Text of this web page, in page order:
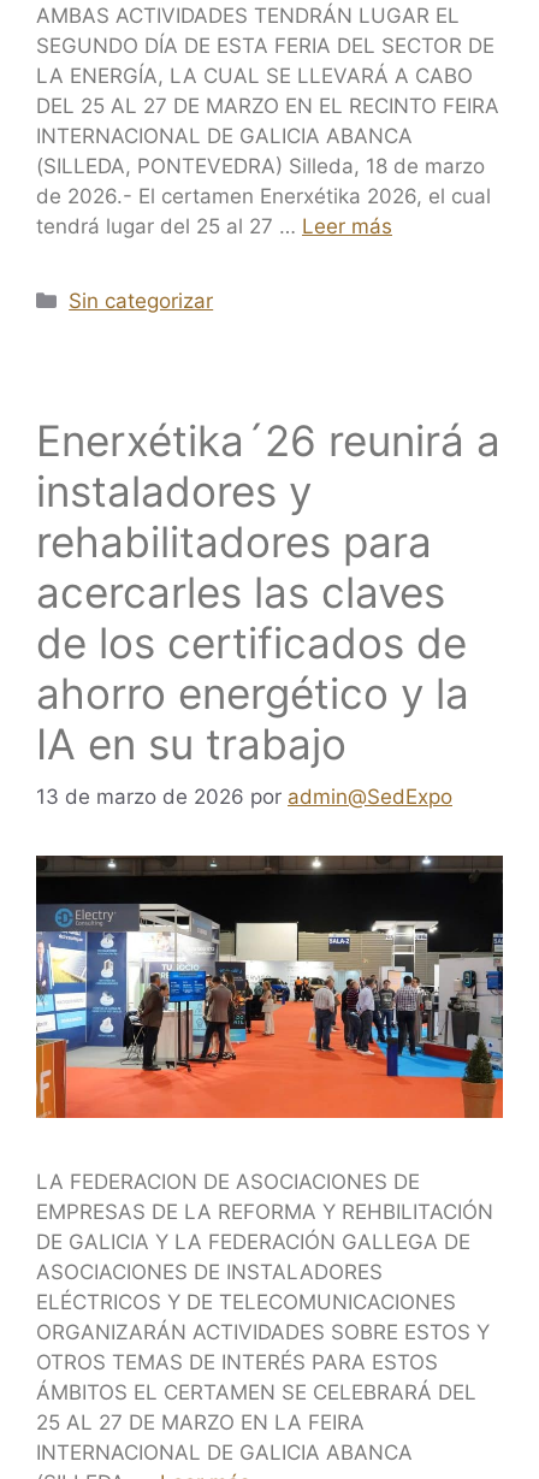
AMBAS ACTIVIDADES TENDRÁN LUGAR EL
SEGUNDO DÍA DE ESTA FERIA DEL SECTOR DE
LA ENERGÍA, LA CUAL SE LLEVARÁ A CABO
DEL 25 AL 27 DE MARZO EN EL RECINTO FEIRA
INTERNACIONAL DE GALICIA ABANCA
(SILLEDA, PONTEVEDRA) Silleda, 18 de marzo
de 2026.- El certamen Enerxétika 2026, el cual
tendrá lugar del 25 al 27 … Leer más
Sin categorizar
Enerxétika´26 reunirá a
instaladores y
rehabilitadores para
acercarles las claves
de los certificados de
ahorro energético y la
IA en su trabajo
13 de marzo de 2026 por admin@SedExpo
LA FEDERACION DE ASOCIACIONES DE
EMPRESAS DE LA REFORMA Y REHBILITACIÓN
DE GALICIA Y LA FEDERACIÓN GALLEGA DE
ASOCIACIONES DE INSTALADORES
ELÉCTRICOS Y DE TELECOMUNICACIONES
ORGANIZARÁN ACTIVIDADES SOBRE ESTOS Y
OTROS TEMAS DE INTERÉS PARA ESTOS
ÁMBITOS EL CERTAMEN SE CELEBRARÁ DEL
25 AL 27 DE MARZO EN LA FEIRA
INTERNACIONAL DE GALICIA ABANCA